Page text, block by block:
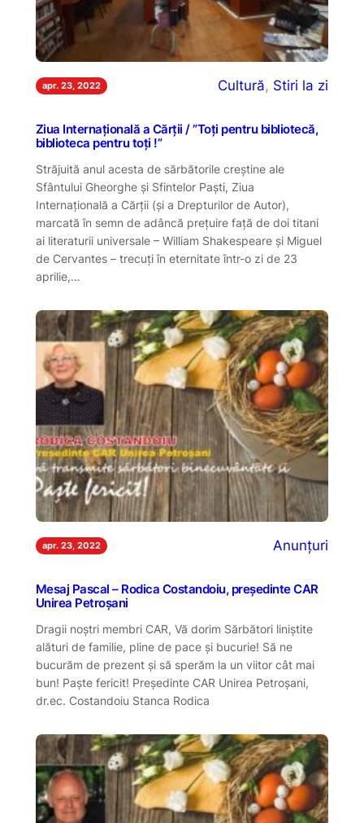
apr. 23, 2022 Cultură, Stiri la zi
Ziua Internațională a Cărții / ”Toți pentru bibliotecă,
biblioteca pentru toți !”
Străjuită anul acesta de sărbătorile creștine ale
Sfântului Gheorghe și Sfintelor Paști, Ziua
Internațională a Cărții (și a Drepturilor de Autor),
marcată în semn de adâncă prețuire față de doi titani
ai literaturii universale – William Shakespeare și Miguel
de Cervantes – trecuți în eternitate într-o zi de 23
aprilie,…
apr. 23, 2022 Anunțuri
Mesaj Pascal – Rodica Costandoiu, președinte CAR
Unirea Petroșani
Dragii noștri membri CAR, Vă dorim Sărbători liniştite
alături de familie, pline de pace și bucurie! Să ne
bucurăm de prezent şi să sperăm la un viitor cât mai
bun! Paşte fericit! Preşedinte CAR Unirea Petroşani,
dr.ec. Costandoiu Stanca Rodica